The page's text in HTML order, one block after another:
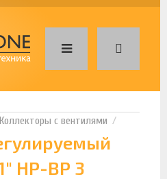
Коллекторы с вентилями
НР-ВР 3